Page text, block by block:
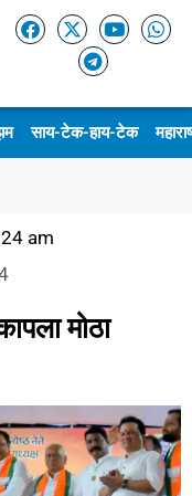
साय-टेक-हाय-टेक
am
मोठा